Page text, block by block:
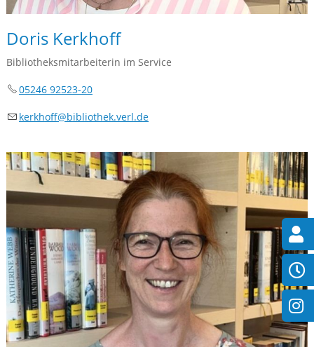
Doris Kerkhoff
Bibliotheksmitarbeiterin im Service
05246 92523-20
k rkh ff b bl th k v rl d